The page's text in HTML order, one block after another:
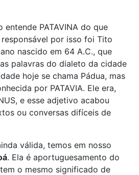
entende PATAVINA do que
por isso foi Tito
nascido em 64 A.C., que
palavras do dialeto da cidade
hoje se chama Pádua, mas
por PATAVIA. Ele era,
e esse adjetivo acabou
ou conversas difíceis de
válida, temos em nosso
. Ela é aportuguesamento do
tem o mesmo significado de